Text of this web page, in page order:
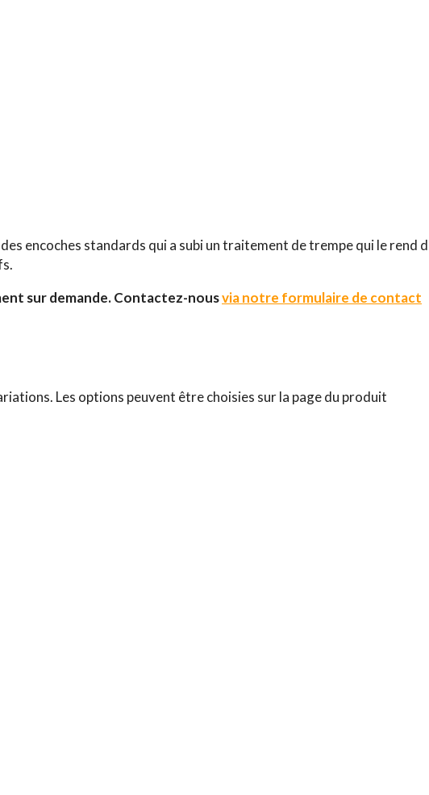
encoches standards qui a subi un traitement de trempe qui le rend
sur demande.Contactez-nousvia notre formulaire de contact
Les options peuvent être choisies sur la page du produit